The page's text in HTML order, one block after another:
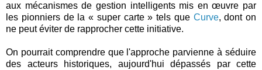
aux mécanismes de gestion intelligents mis en œuvre par
les pionniers de la « super carte » tels que Curve, dont on
ne peut éviter de rapprocher cette initiative.
On pourrait comprendre que l'approche parvienne à séduire
des acteurs historiques, aujourd'hui dépassés par cette